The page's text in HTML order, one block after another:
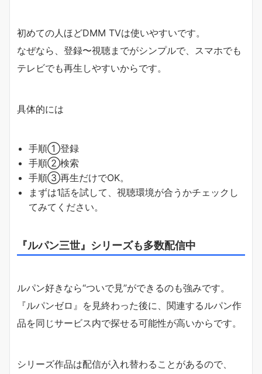
初めての人ほどDMM TVは使いやすいです。
なぜなら、登録〜視聴までがシンプルで、スマホでも
テレビでも再生しやすいからです。
具体的には
手順①登録
手順②検索
手順③再生だけでOK。
まずは1話を試して、視聴環境が合うかチェックし
てみてください。
『ルパン三世』シリーズも多数配信中
ルパン好きなら“ついで見”ができるのも強みです。
『ルパンゼロ』を見終わった後に、関連するルパン作
品を同じサービス内で探せる可能性が高いからです。
シリーズ作品は配信が入れ替わることがあるので、